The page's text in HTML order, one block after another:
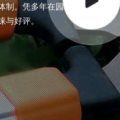
。凭多年在园林行
与好评。